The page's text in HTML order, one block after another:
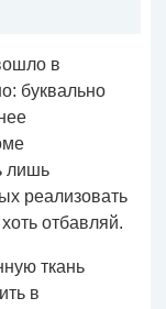
в
буквально
лишь
реализовать
отбавляй.
ткань
в